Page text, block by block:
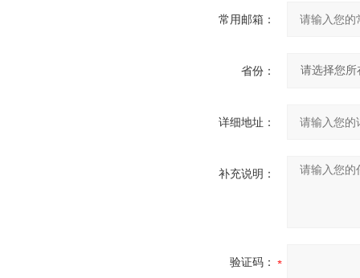
常用邮箱：
省份：
详细地址：
补充说明：
验证码：